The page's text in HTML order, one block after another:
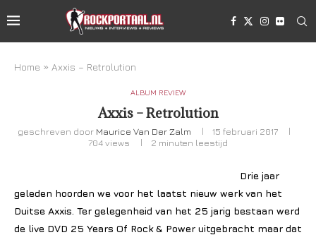
Home » Axxis – Retrolution
ALBUM REVIEW
Axxis – Retrolution
geschreven door Maurice Van Der Zalm
15 februari 2017
704views 2 minuten leestijd
Drie jaar
geleden hoorden we voor het laatst nieuw werk van het
Duitse Axxis. Ter gelegenheid van het 25 jarig bestaan werd
de live DVD 25 Years Of Rock & Power uitgebracht maar dat